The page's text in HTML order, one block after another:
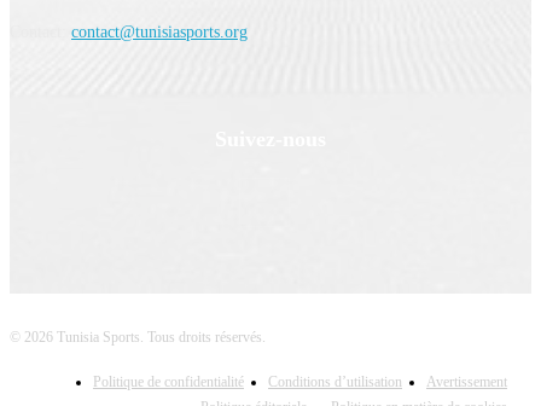
contact@tunisiasports.org
© 2026 Tunisia Sports. Tous droits réservés.
Politique de confidentialité Conditions d’utilisation
Avertissement